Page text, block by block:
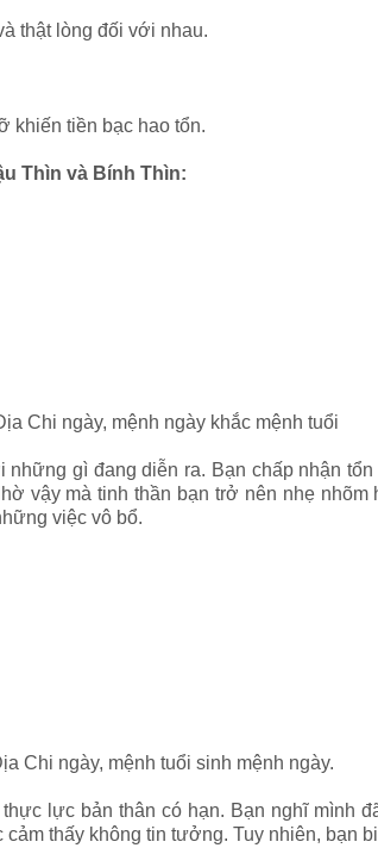
thật lòng đối với nhau.
khiến tiền bạc hao tổn.
Thìn và Bính Thìn:
Chi ngày, mệnh ngày khắc mệnh tuổi
gì đang diễn ra. Bạn chấp nhận
vậy mà tinh thần bạn trở nên nhẹ
việc vô bổ.
Chi ngày, mệnh tuổi sinh mệnh ngày.
lực bản thân có hạn. Bạn nghĩ mình
thấy không tin tưởng. Tuy nhiên, bạn